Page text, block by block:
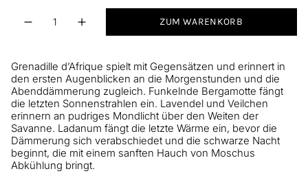
ZUM WARENKORB
Grenadille d’Afrique spielt mit Gegensätzen und erinnert in
den ersten Augenblicken an die Morgenstunden und die
Abenddämmerung zugleich. Funkelnde Bergamotte fängt
die letzten Sonnenstrahlen ein. Lavendel und Veilchen
erinnern an pudriges Mondlicht über den Weiten der
Savanne. Ladanum fängt die letzte Wärme ein, bevor die
Dämmerung sich verabschiedet und die schwarze Nacht
beginnt, die mit einem sanften Hauch von Moschus
Abkühlung bringt.